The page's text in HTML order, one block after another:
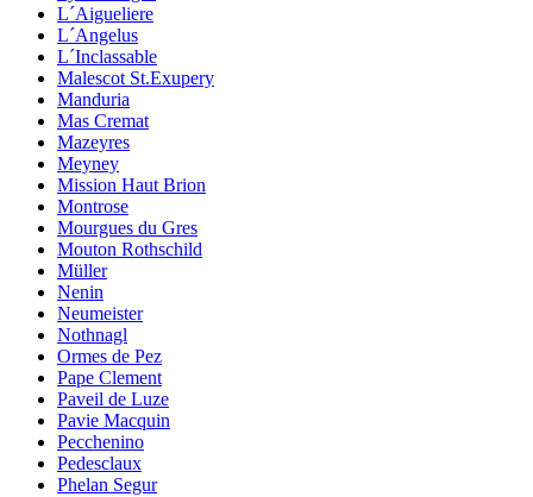
L´Aigueliere
L´Angelus
L´Inclassable
Malescot St.Exupery
Manduria
Mas Cremat
Mazeyres
Meyney
Mission Haut Brion
Montrose
Mourgues du Gres
Mouton Rothschild
Müller
Nenin
Neumeister
Nothnagl
Ormes de Pez
Pape Clement
Paveil de Luze
Pavie Macquin
Pecchenino
Pedesclaux
Phelan Segur